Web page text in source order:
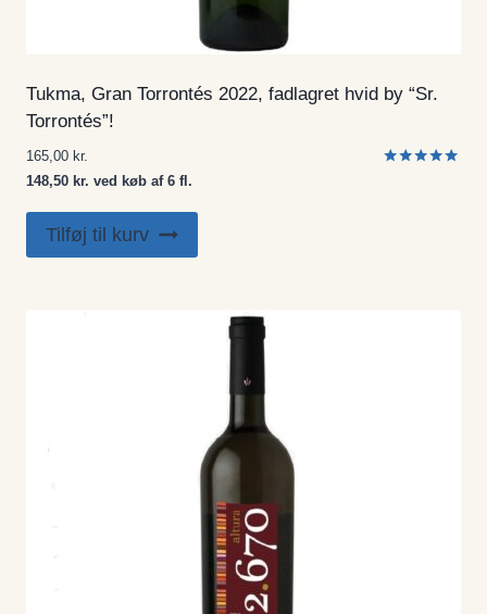
Tukma, Gran Torrontés 2022, fadlagret hvid by “Sr.
Torrontés”!
165,00 kr.
148,50 kr. ved køb af 6 fl.
Tilføj til kurv